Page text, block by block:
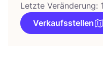
Letzte Veränderung:
Verkaufsstellen